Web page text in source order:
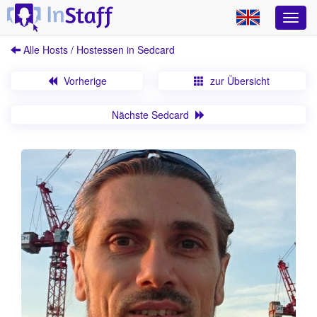
Alle Hosts / Hostessen in Sedcard
Vorherige zur Übersicht
Nächste Sedcard